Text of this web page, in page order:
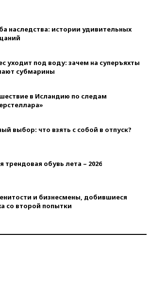
наследства: истории удивительных
уходит под воду: зачем на суперъяхты
субмарины
в Исландию по следам
выбор: что взять с собой в отпуск?
трендовая обувь лета – 2026
и бизнесмены, добившиеся
со второй попытки